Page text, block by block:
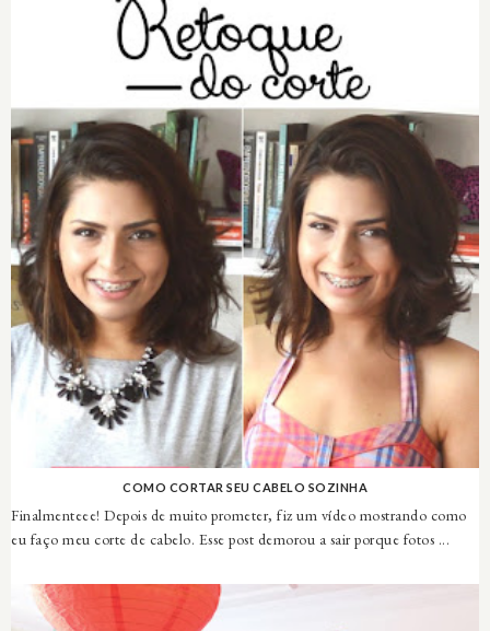
COMO CORTAR SEU CABELO SOZINHA
Finalmenteee! Depois de muito prometer, fiz um vídeo mostrando como
eu faço meu corte de cabelo. Esse post demorou a sair porque fotos ...